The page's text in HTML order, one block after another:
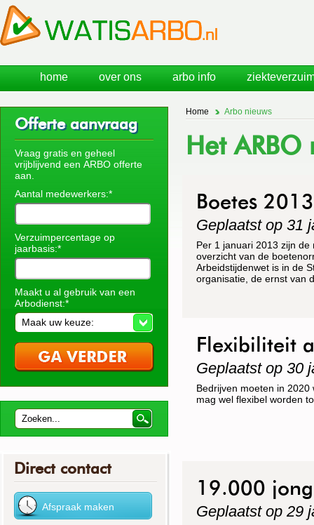
Home Arbo nieuws
Het
Boetes
Geplaatst op 31
Per 1 januari 2013 zijn
overzicht van de
Arbeidstijdenwet is in de
organisatie, de ernst van
Flexibiliteit
Geplaatst op 30
Bedrijven moeten in
mag wel flexibel worden
19.000
Geplaatst op 29
Offerte aanvraag
Vraag gratis en geheel
vrijblijvend een ARBO offerte
aan.
Aantal medewerkers:*
Verzuimpercentage op
jaarbasis:*
Maakt u al gebruik van een
Arbodienst:*
Maak uw keuze:
Direct contact
home over ons arbo info